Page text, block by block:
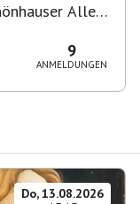
Allee
9
ANMELDUNGEN
Do, 13.08.2026